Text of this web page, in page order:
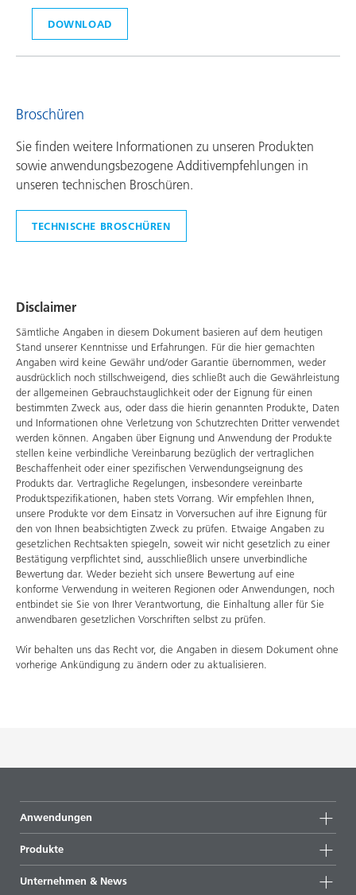
DOWNLOAD
Broschüren
Sie finden weitere Informationen zu unseren Produkten
sowie anwendungsbezogene Additivempfehlungen in
unseren technischen Broschüren.
TECHNISCHE BROSCHÜREN
Disclaimer
Sämtliche Angaben in diesem Dokument basieren auf dem heutigen
Stand unserer Kenntnisse und Erfahrungen. Für die hier gemachten
Angaben wird keine Gewähr und/oder Garantie übernommen, weder
ausdrücklich noch stillschweigend, dies schließt auch die Gewährleistung
der allgemeinen Gebrauchstauglichkeit oder der Eignung für einen
bestimmten Zweck aus, oder dass die hierin genannten Produkte, Daten
und Informationen ohne Verletzung von Schutzrechten Dritter verwendet
werden können. Angaben über Eignung und Anwendung der Produkte
stellen keine verbindliche Vereinbarung bezüglich der vertraglichen
Beschaffenheit oder einer spezifischen Verwendungseignung des
Produkts dar. Vertragliche Regelungen, insbesondere vereinbarte
Produktspezifikationen, haben stets Vorrang. Wir empfehlen Ihnen,
unsere Produkte vor dem Einsatz in Vorversuchen auf ihre Eignung für
den von Ihnen beabsichtigten Zweck zu prüfen. Etwaige Angaben zu
gesetzlichen Rechtsakten spiegeln, soweit wir nicht gesetzlich zu einer
Bestätigung verpflichtet sind, ausschließlich unsere unverbindliche
Bewertung dar. Weder bezieht sich unsere Bewertung auf eine
konforme Verwendung in weiteren Regionen oder Anwendungen, noch
entbindet sie Sie von Ihrer Verantwortung, die Einhaltung aller für Sie
anwendbaren gesetzlichen Vorschriften selbst zu prüfen.
Wir behalten uns das Recht vor, die Angaben in diesem Dokument ohne
vorherige Ankündigung zu ändern oder zu aktualisieren.
Anwendungen
Produkte
Unternehmen & News